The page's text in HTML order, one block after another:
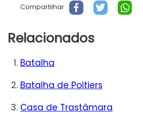
Compartilhar
Relacionados
Batalha
Batalha de Poitiers
Casa de Trastâmara